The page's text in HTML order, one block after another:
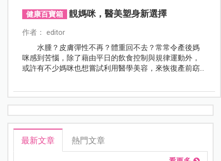
健康百寶箱 靚媽咪，醫美塑身新選擇
作者： editor
水腫？皮膚彈性不再？體重回不去？常常令產後媽
咪感到苦惱，除了藉由平日的飲食控制與規律運動外，
或許有不少媽咪也想嘗試利用醫學美容，來恢復產前窈
最新文章 熱門文章